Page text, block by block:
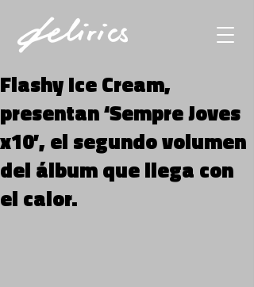
Flashy Ice Cream,
presentan ‘Sempre Joves
x10’, el segundo volumen
del álbum que llega con
el calor.